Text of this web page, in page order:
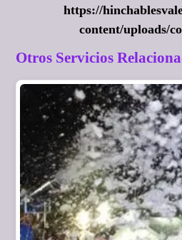
https://
content/uploads/
Otros Servicios